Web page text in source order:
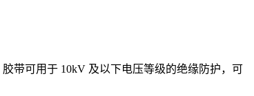
带可用于 10kV 及以下电压等级的绝缘防护，可